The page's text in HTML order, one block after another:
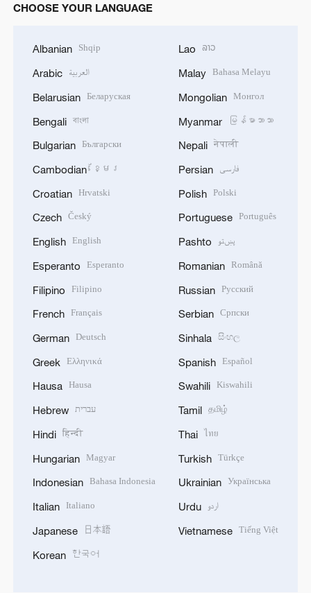
CHOOSE YOUR LANGUAGE
Albanian Shqip
Arabic العربية
Belarusian Беларуская
Bengali বাংলা
Bulgarian Български
Cambodian ខ្មែរ
Croatian Hrvatski
Czech Český
English English
Esperanto Esperanto
Filipino Filipino
French Français
German Deutsch
Greek Ελληνικά
Hausa Hausa
Hebrew עברית
Hindi हिन्दी
Hungarian Magyar
Indonesian Bahasa Indonesia
Italian Italiano
Japanese 日本語
Korean 한국어
Lao ລາວ
Malay Bahasa Melayu
Mongolian Монгол
Myanmar မြန်မာဘာသာ
Nepali नेपाली
Persian فارسی
Polish Polski
Portuguese Português
Pashto پښتو
Romanian Română
Russian Русский
Serbian Српски
Sinhala සිංහල
Spanish Español
Swahili Kiswahili
Tamil தமிழ்
Thai ไทย
Turkish Türkçe
Ukrainian Українська
Urdu اردو
Vietnamese Tiếng Việt